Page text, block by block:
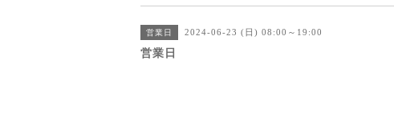
営業日 2024-06-23 (日) 08:00～19:00
営業日